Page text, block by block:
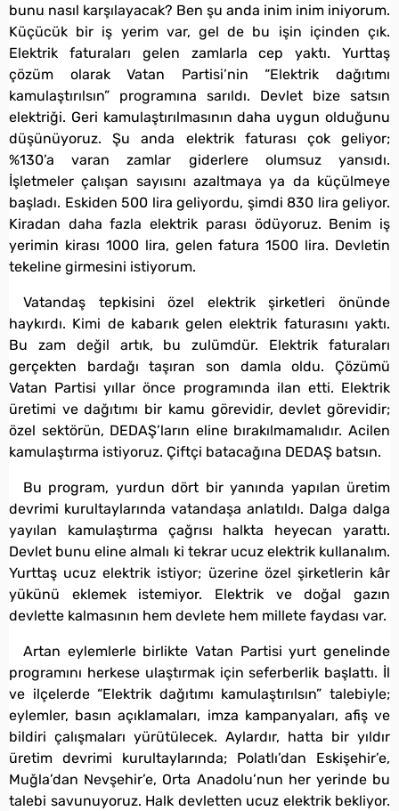
bunu nasıl karşılayacak? Ben şu anda inim inim iniyorum.
Küçücük bir iş yerim var, gel de bu işin içinden çık.
Elektrik faturaları gelen zamlarla cep yaktı. Yurttaş
çözüm olarak Vatan Partisi’nin “Elektrik dağıtımı
kamulaştırılsın” programına sarıldı. Devlet bize satsın
elektriği. Geri kamulaştırılmasının daha uygun olduğunu
düşünüyoruz. Şu anda elektrik faturası çok geliyor;
%130’a varan zamlar giderlere olumsuz yansıdı.
İşletmeler çalışan sayısını azaltmaya ya da küçülmeye
başladı. Eskiden 500 lira geliyordu, şimdi 830 lira geliyor.
Kiradan daha fazla elektrik parası ödüyoruz. Benim iş
yerimin kirası 1000 lira, gelen fatura 1500 lira. Devletin
tekeline girmesini istiyorum.
Vatandaş tepkisini özel elektrik şirketleri önünde
haykırdı. Kimi de kabarık gelen elektrik faturasını yaktı.
Bu zam değil artık, bu zulümdür. Elektrik faturaları
gerçekten bardağı taşıran son damla oldu. Çözümü
Vatan Partisi yıllar önce programında ilan etti. Elektrik
üretimi ve dağıtımı bir kamu görevidir, devlet görevidir;
özel sektörün, DEDAŞ’ların eline bırakılmamalıdır. Acilen
kamulaştırma istiyoruz. Çiftçi batacağına DEDAŞ batsın.
Bu program, yurdun dört bir yanında yapılan üretim
devrimi kurultaylarında vatandaşa anlatıldı. Dalga dalga
yayılan kamulaştırma çağrısı halkta heyecan yarattı.
Devlet bunu eline almalı ki tekrar ucuz elektrik kullanalım.
Yurttaş ucuz elektrik istiyor; üzerine özel şirketlerin kâr
yükünü eklemek istemiyor. Elektrik ve doğal gazın
devlette kalmasının hem devlete hem millete faydası var.
Artan eylemlerle birlikte Vatan Partisi yurt genelinde
programını herkese ulaştırmak için seferberlik başlattı. İl
ve ilçelerde “Elektrik dağıtımı kamulaştırılsın” talebiyle;
eylemler, basın açıklamaları, imza kampanyaları, afiş ve
bildiri çalışmaları yürütülecek. Aylardır, hatta bir yıldır
üretim devrimi kurultaylarında; Polatlı’dan Eskişehir’e,
Muğla’dan Nevşehir’e, Orta Anadolu’nun her yerinde bu
talebi savunuyoruz. Halk devletten ucuz elektrik bekliyor.